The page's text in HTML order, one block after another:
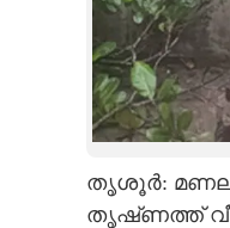
CARTOONS
തൃശൂര്‍:
തൃഷ്‌ണത്ത്